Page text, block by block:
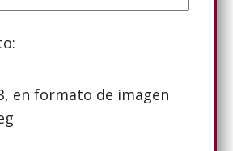
en formato de imagen